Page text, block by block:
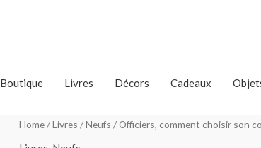
Boutique Livres Décors Cadeaux
Home/Livres /Neufs / Officiers, comment choisir son